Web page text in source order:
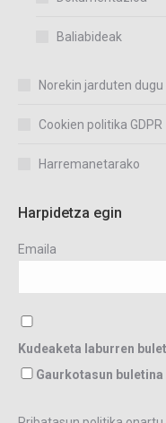
Baliabideak
Norekin jarduten
Cookien politika GDPR
Harremanetarako
Harpidetza egin
Emaila
Kudeaketa laburren
Gaurkotasun buletina